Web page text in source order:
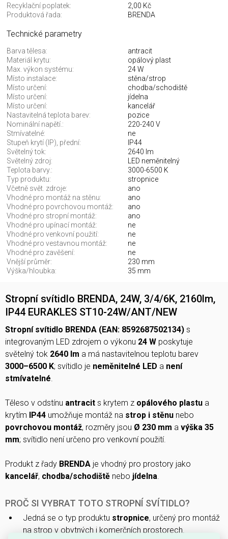
Recyklační poplatek:
2,00 Kč
Produktová řada:
BRENDA
Technické parametry
Barva tělesa:
antracit
Materiál krytu:
opálový plast
Max. výkon systému:
24 W
Místo instalace:
stěna/strop
Místo určení:
chodba/schodiště
Místo určení:
jídelna
Místo určení:
kancelář
Nastavitelná teplota barev:
pozice
Nominální napětí.:
220-240 V
Stmívatelné:
ne
Stupeň krytí (IP), přední:
IP44
Světelný tok:
2640 lm
Světelný zdroj:
LED neměnitelný
Teplota barvy.:
3000-6500 K
Typ produktu:
stropnice
Včetně svět. zdroje:
ano
Vhodné pro montáž na stěnu:
ano
Vhodné pro povrchovou montáž:
ano
Vhodné pro stropní montáž:
ano
Vhodné pro upínací montáž:
ne
Vhodné pro venkovní použití:
ne
Vhodné pro vestavnou montáž:
ne
Vhodné pro zavěšení:
ne
Vnější průměr:
230 mm
Výška/hloubka:
35 mm
Stropní svítidlo BRENDA, 24W, 3/4/6K, 2160lm,
IP44 EURAKLES ST10-24W/ANT/NEW
Stropní svítidlo BRENDA (EAN: 8592687502134) s
integrovaným LED zdrojem o výkonu 24 W poskytuje
světelný tok 2640 lm a má nastavitelnou teplotu barev
3000–6500 K; svítidlo je neměnitelné LED a není
stmívatelné.
Těleso v odstínu antracit s krytem z opálového plastu a
krytím
IP44 umožňuje montáž na strop i stěnu nebo
povrchovou montáž, rozměry jsou Ø 230 mm a výška 35
mm; svítidlo není určeno pro venkovní použití.
Produkt z řady BRENDA je vhodný pro prostory jako
kancelář, chodba/schodiště nebo jídelna.
PROČ SI VYBRAT TOTO STROPNÍ SVÍTIDLO?
Jedná se o typ produktu stropnice, určený pro montáž
na strop v obytných i komerčních prostorech.